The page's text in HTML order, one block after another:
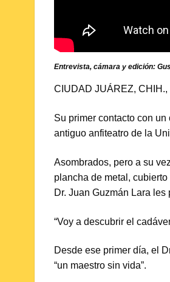
Entrevista, cámara y edición:
CIUDAD JUÁREZ,
Su primer contacto con
antiguo anfiteatro de la
Asombrados, pero a su
plancha de metal,
Dr. Juan Guzmán Lara
“Voy a descubrir el
Desde ese primer día, el
“un maestro sin vida”.